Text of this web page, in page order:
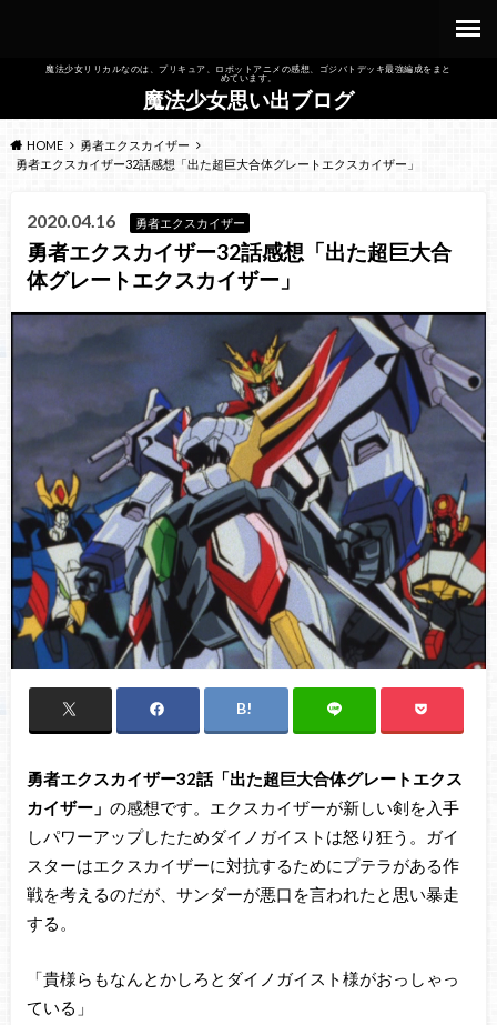
魔法少女リリカルなのは、プリキュア、ロボットアニメの感想、ゴジバトデッキ最強編成をまと
めています。
魔法少女思い出ブログ
HOME
勇者エクスカイザー
勇者エクスカイザー32話感想「出た超巨大合体グレートエクスカイザー」
2020.04.16 勇者エクスカイザー
勇者エクスカイザー32話感想「出た超巨大合
体グレートエクスカイザー」
勇者エクスカイザー32話「出た超巨大合体グレートエクス
カイザー」 の感想です。エクスカイザーが新しい剣を入手
しパワーアップしたためダイノガイストは怒り狂う。ガイ
スターはエクスカイザーに対抗するためにプテラがある作
戦を考えるのだが、サンダーが悪口を言われたと思い暴走
する。
「貴様らもなんとかしろとダイノガイスト様がおっしゃっ
ている」